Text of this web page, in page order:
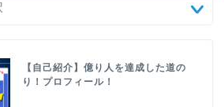
【自己紹介】億り人を達成した道の
り！プロフィール！